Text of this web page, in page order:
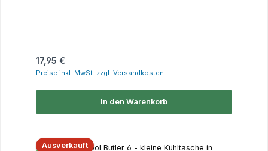
Regulärer Preis:
17,95 €
Preise inkl. MwSt. zzgl. Versandkosten
In den Warenkorb
Ausverkauft